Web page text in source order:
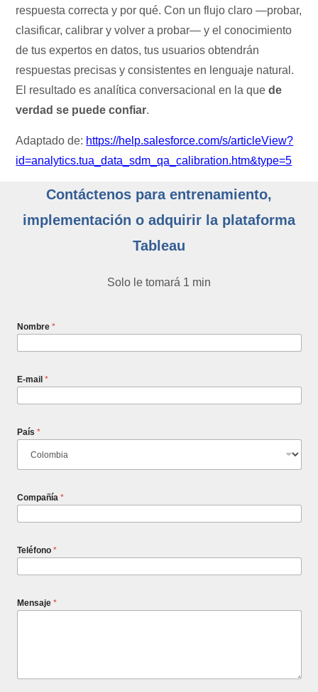
respuesta correcta y por qué. Con un flujo claro —probar,
clasificar, calibrar y volver a probar— y el conocimiento
de tus expertos en datos, tus usuarios obtendrán
respuestas precisas y consistentes en lenguaje natural.
El resultado es analítica conversacional en la quede
verdad se puede confiar.
Adaptado de: https://help.salesforce.com/s/articleView?
id=analytics.tua_data_sdm_qa_calibration.htm&type=5
Contáctenos para entrenamiento,
implementación o adquirir la plataforma
Tableau
Solo le tomará 1 min
Nombre *
E-mail *
País *
Compañía *
Teléfono *
Mensaje *